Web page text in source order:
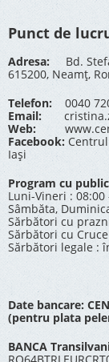
Punct de
Adresa: Bd.
615200, Neamț,
Telefon: 0040
Email:
Web:
Facebook:
Iași
Program cu
Luni-Vineri : 08:00
Sâmbăta,
Sărbători cu
Sărbători cu
Sărbători legale :
Date bancare:
(pentru plata
BANCA